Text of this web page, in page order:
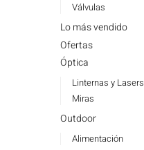
Válvulas
Lo más vendido
Ofertas
Óptica
Linternas y Lasers
Miras
Outdoor
Alimentación